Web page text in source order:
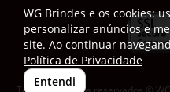
WG Brindes e os cookies:
personalizar anúncios e
site. Ao continuar
Política de Privacidade
Entendi